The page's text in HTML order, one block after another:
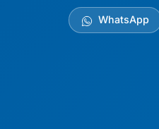
WhatsApp